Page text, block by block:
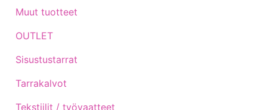
Muut tuotteet
OUTLET
Sisustustarrat
Tarrakalvot
Tekstiilit / työvaatteet